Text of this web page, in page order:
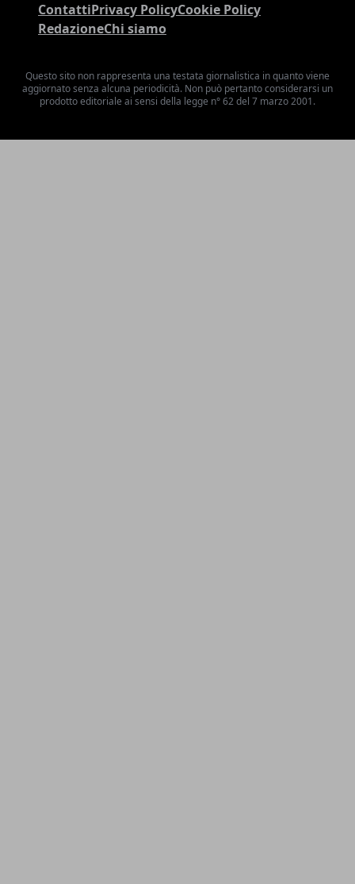
ContattiPrivacy PolicyCookie Policy
RedazioneChi siamo
Questo sito non rappresenta una testata giornalistica in quanto viene
aggiornato senza alcuna periodicità. Non può pertanto considerarsi un
prodotto editoriale ai sensi della legge n° 62 del 7 marzo 2001.